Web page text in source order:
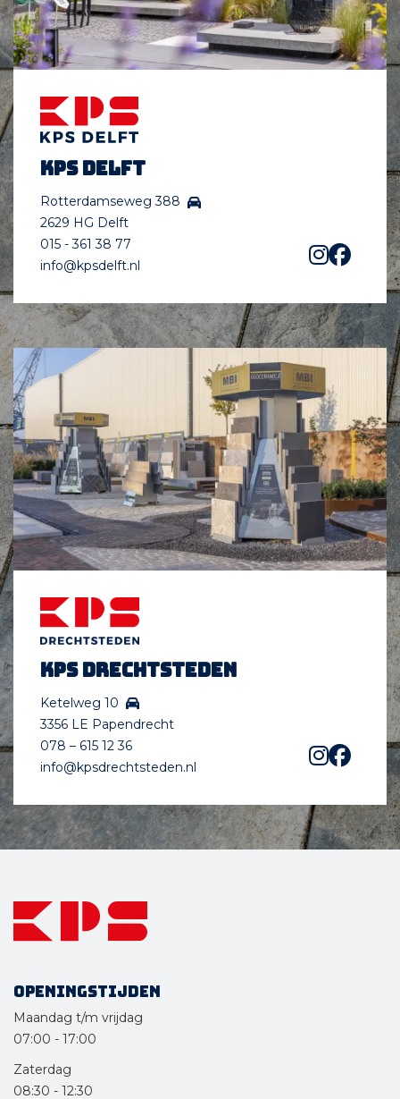
KPS Delft
Rotterdamseweg 388
2629 HG Delft
015 - 361 38 77
info@kpsdelft.nl
KPS Drechtsteden
Ketelweg 10
3356 LE Papendrecht
078 – 615 12 36
info@kpsdrechtsteden.nl
Openingstijden
Maandag t/m vrijdag
07:00 - 17:00
Zaterdag
08:30 - 12:30